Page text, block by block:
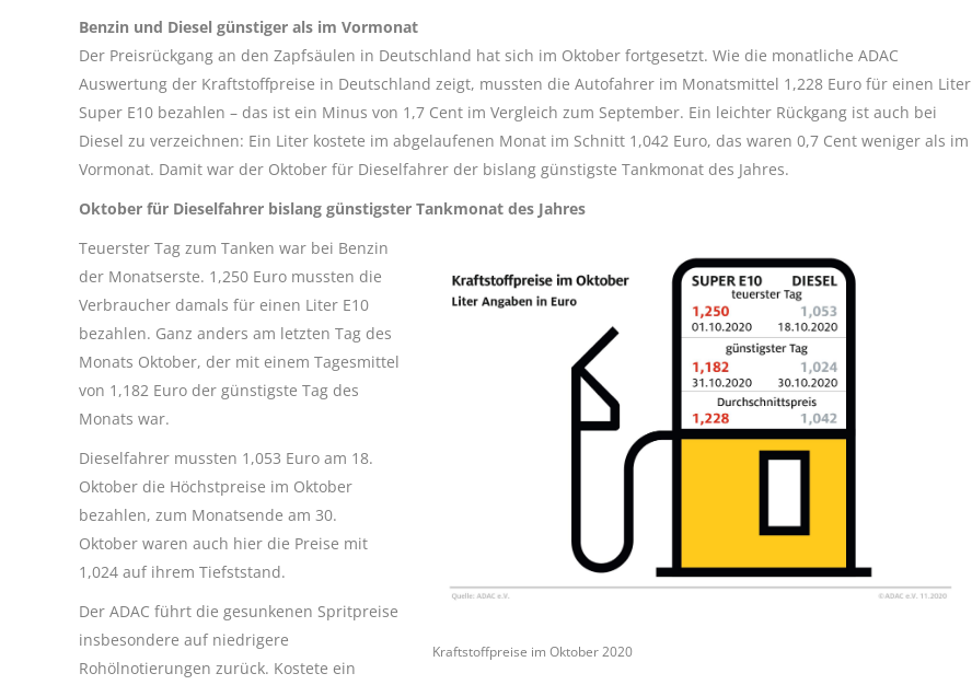
Benzin und Diesel günstiger als im Vormonat
Der Preisrückgang an den Zapfsäulen in Deutschland hat sich im Oktober fortgesetzt. Wie die monatliche ADAC
Auswertung der Kraftstoffpreise in Deutschland zeigt, mussten die Autofahrer im Monatsmittel 1,228 Euro für einen Liter
Super E10 bezahlen – das ist ein Minus von 1,7 Cent im Vergleich zum September. Ein leichter Rückgang ist auch bei
Diesel zu verzeichnen: Ein Liter kostete im abgelaufenen Monat im Schnitt 1,042 Euro, das waren 0,7 Cent weniger als im
Vormonat. Damit war der Oktober für Dieselfahrer der bislang günstigste Tankmonat des Jahres.
Oktober für Dieselfahrer bislang günstigster Tankmonat des Jahres
Kraftstoffpreise im Oktober 2020
Teuerster Tag zum Tanken war bei Benzin
der Monatserste. 1,250 Euro mussten die
Verbraucher damals für einen Liter E10
bezahlen. Ganz anders am letzten Tag des
Monats Oktober, der mit einem Tagesmittel
von 1,182 Euro der günstigste Tag des
Monats war.
Dieselfahrer mussten 1,053 Euro am 18.
Oktober die Höchstpreise im Oktober
bezahlen, zum Monatsende am 30.
Oktober waren auch hier die Preise mit
1,024 auf ihrem Tiefststand.
Der ADAC führt die gesunkenen Spritpreise
insbesondere auf niedrigere
Rohölnotierungen zurück. Kostete ein